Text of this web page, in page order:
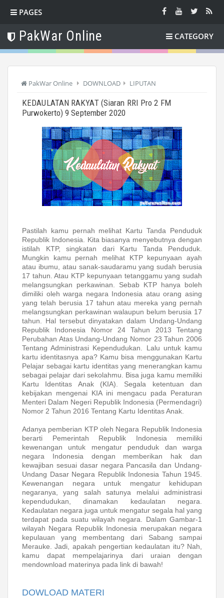
PAGES
PakWar Online CATEGORY
PakWar Online DOWNLOAD LIPUTAN
KEDAULATAN RAKYAT (Siaran RRI Pro 2 FM
Purwokerto) 9 September 2020
Pastilah kamu pernah melihat Kartu Tanda Penduduk
Republik Indonesia. Kita biasanya menyebutnya dengan
istilah KTP, singkatan dari Kartu Tanda Penduduk.
Mungkin kamu pernah melihat KTP kepunyaan ayah
atau ibumu, atau sanak-saudaramu yang sudah berusia
17 tahun. Atau KTP kepunyaan tetanggamu yang sudah
melangsungkan perkawinan. Sebab KTP hanya boleh
dimiliki oleh warga negara Indonesia atau orang asing
yang telah berusia 17 tahun atau mereka yang pernah
melangsungkan perkawinan walaupun belum berusia 17
tahun. Hal tersebut dinyatakan dalam Undang-Undang
Republik Indonesia Nomor 24 Tahun 2013 Tentang
Perubahan Atas Undang-Undang Nomor 23 Tahun 2006
Tentang Administrasi Kependudukan. Lalu untuk kamu
kartu identitasnya apa? Kamu bisa menggunakan Kartu
Pelajar sebagai kartu identitas yang menerangkan kamu
sebagai pelajar dari sekolahmu. Bisa juga kamu memiliki
Kartu Identitas Anak (KIA). Segala ketentuan dan
kebijakan mengenai KIA ini mengacu pada Peraturan
Menteri Dalam Negeri Republik Indonesia (Permendagri)
Nomor 2 Tahun 2016 Tentang Kartu Identitas Anak.
Adanya pemberian KTP oleh Negara Republik Indonesia
berarti Pemerintah Republik Indonesia memiliki
kewenangan untuk mengatur penduduk dan warga
negara Indonesia dengan memberikan hak dan
kewajiban sesuai dasar negara Pancasila dan Undang-
Undang Dasar Negara Republik Indonesia Tahun 1945.
Kewenangan negara untuk mengatur kehidupan
negaranya, yang salah satunya melalui administrasi
kependudukan, dinamakan kedaulatan negara.
Kedaulatan negara juga untuk mengatur segala hal yang
terdapat pada suatu wilayah negara. Dalam Gambar-1
wilayah Negara Republik Indonesia merupakan negara
kepulauan yang membentang dari Sabang sampai
Merauke. Jadi, apakah pengertian kedaulatan itu? Nah,
kamu dapat mempelajarinya dari uraian dengan
mendownload materinya pada link di bawah!
DOWLOAD MATERI